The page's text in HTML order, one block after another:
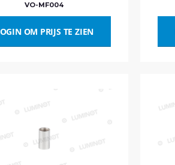
VO-MF004
OM PRIJS TE ZIEN